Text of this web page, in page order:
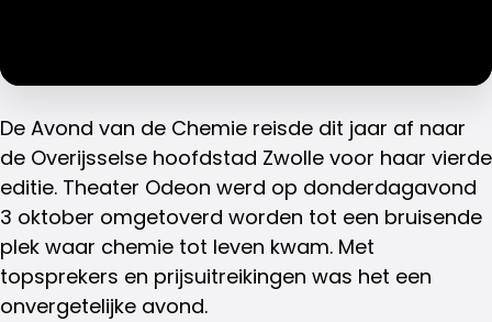
De Avond van de Chemie reisde dit jaar af naar
de Overijsselse hoofdstad Zwolle voor haar vierde
editie. Theater Odeon werd op donderdagavond
3 oktober omgetoverd worden tot een bruisende
plek waar chemie tot leven kwam. Met
topsprekers en prijsuitreikingen was het een
onvergetelijke avond.